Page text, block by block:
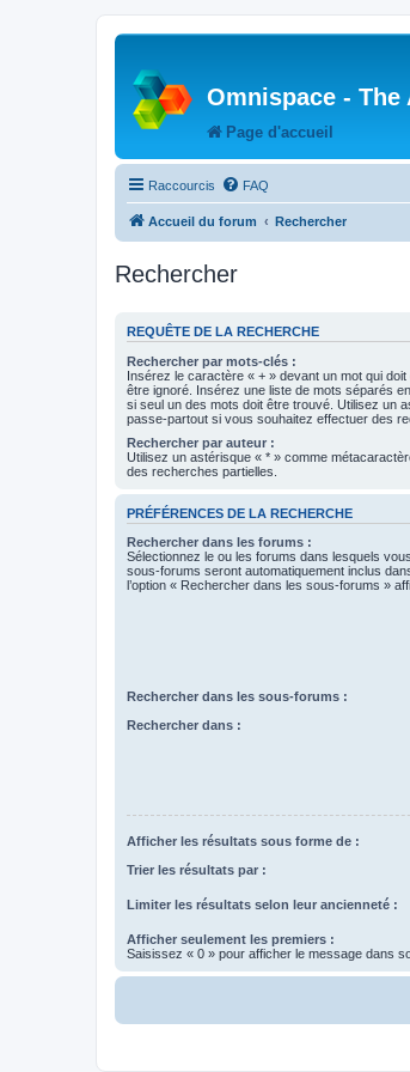
Omnispace - The
Page d'accueil
Raccourcis FAQ
Accueil du forum Rechercher
Rechercher
REQUÊTE DE LA RECHERCHE
Rechercher par mots-clés :
Insérez le caractère « + » devant un mot qui
être ignoré. Insérez une liste de mots séparés
si seul un des mots doit être trouvé. Utilisez un
passe-partout si vous souhaitez effectuer des
Rechercher par auteur :
Utilisez un astérisque « * » comme
des recherches partielles.
PRÉFÉRENCES DE LA RECHERCHE
Rechercher dans les forums :
Sélectionnez le ou les forums dans lesquels
sous-forums seront automatiquement inclus
l’option « Rechercher dans les sous-forums »
Rechercher dans les sous-forums :
Rechercher dans :
Afficher les résultats sous forme de :
Trier les résultats par :
Limiter les résultats selon leur ancienneté :
Afficher seulement les premiers :
Saisissez « 0 » pour afficher le message dans